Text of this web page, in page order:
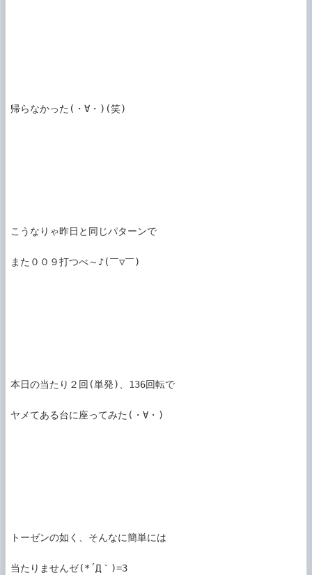
帰らなかった(・∀・)(笑)
こうなりゃ昨日と同じパターンで
また００９打つべ～♪(￣▽￣)
本日の当たり２回(単発)、136回転で
ヤメてある台に座ってみた(・∀・)
トーゼンの如く、そんなに簡単には
当たりませんゼ(*´Д｀)=3